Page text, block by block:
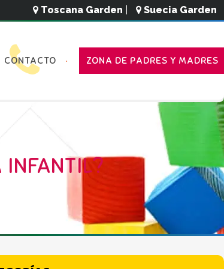
Toscana Garden Suecia Garden
CONTACTO ZONA DE PADRES Y MADRES
INFANTIL?